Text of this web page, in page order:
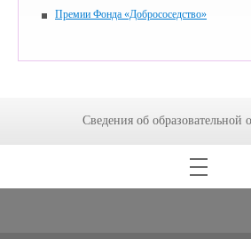
Премии Фонда «Добрососедство»
Сведения об образовательной